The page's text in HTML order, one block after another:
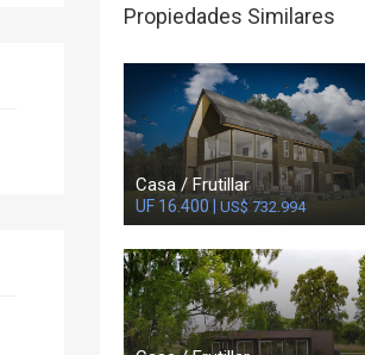
Propiedades Similares
Casa / Frutillar
UF 16.400 | US$ 732.994